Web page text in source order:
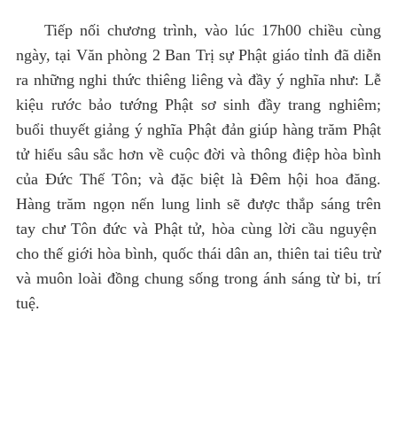
Tiếp nối chương trình, vào lúc 17h00 chiều cùng
ngày, tại Văn phòng 2 Ban Trị sự Phật giáo tỉnh đã diễn
ra những nghi thức thiêng liêng và đầy ý nghĩa như: Lễ
kiệu rước bảo tướng Phật sơ sinh đầy trang nghiêm;
buổi thuyết giảng ý nghĩa Phật đản giúp hàng trăm Phật
tử hiểu sâu sắc hơn về cuộc đời và thông điệp hòa bình
của Đức Thế Tôn; và đặc biệt là Đêm hội hoa đăng.
Hàng trăm ngọn nến lung linh sẽ được thắp sáng trên
tay chư Tôn đức và Phật tử, hòa cùng lời cầu nguyện
cho thế giới hòa bình, quốc thái dân an, thiên tai tiêu trừ
và muôn loài đồng chung sống trong ánh sáng từ bi, trí
tuệ.